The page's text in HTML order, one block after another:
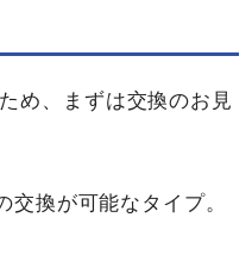
め、まずは交換のお見
換が可能なタイプ。